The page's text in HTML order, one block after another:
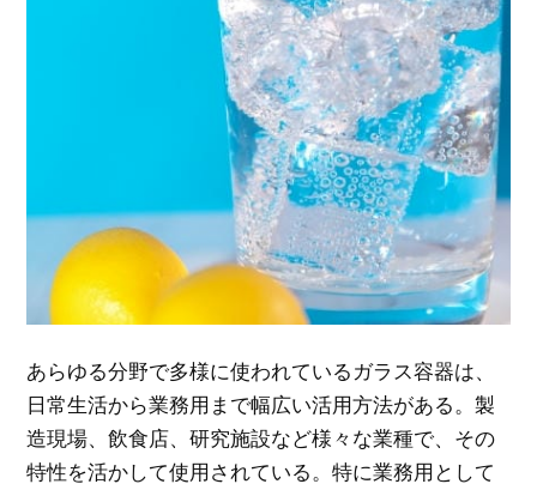
あらゆる分野で多様に使われているガラス容器は、
日常生活から業務用まで幅広い活用方法がある。製
造現場、飲食店、研究施設など様々な業種で、その
特性を活かして使用されている。特に業務用として